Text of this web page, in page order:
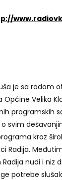
je sa radom
Velika
programskih
svim
kroz
Radija.
nudi i
potrebe